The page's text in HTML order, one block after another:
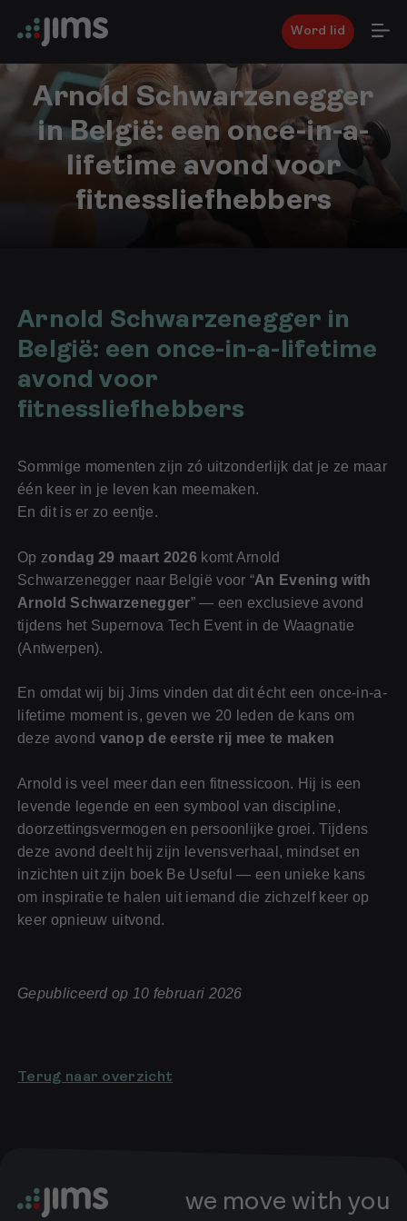
Word lid
Arnold Schwarzenegger
in België: een once-in-a-
lifetime avond voor
fitnessliefhebbers
Arnold Schwarzenegger in
België: een once-in-a-lifetime
avond voor
fitnessliefhebbers
Sommige momenten zijn zó uitzonderlijk dat je ze maar
één keer in je leven kan meemaken.
En dit is er zo eentje.
Op zondag 29 maart 2026 komt Arnold
Schwarzenegger naar België voor “An Evening with
Arnold Schwarzenegger” — een exclusieve avond
tijdens het Supernova Tech Event in de Waagnatie
(Antwerpen).
En omdat wij bij Jims vinden dat dit écht een once-in-a-
lifetime moment is, geven we 20 leden de kans om
deze avond vanop de eerste rij mee te maken
Arnold is veel meer dan een fitnessicoon. Hij is een
levende legende en een symbool van discipline,
doorzettingsvermogen en persoonlijke groei. Tijdens
deze avond deelt hij zijn levensverhaal, mindset en
inzichten uit zijn boek Be Useful — een unieke kans
om inspiratie te halen uit iemand die zichzelf keer op
keer opnieuw uitvond.
Gepubliceerd op 10 februari 2026
Terug naar overzicht
we move with you
Voor jou
Voor (toekomstige) fitness professionals